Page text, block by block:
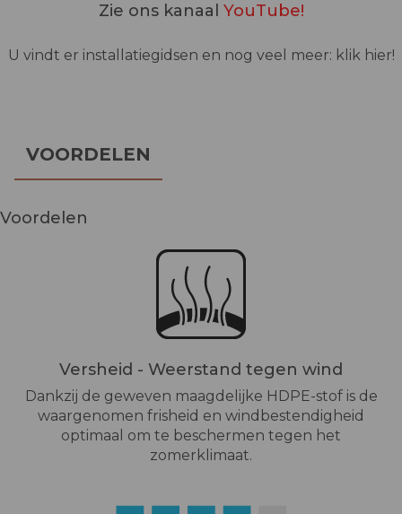
Zie ons kanaal YouTube!
U vindt er installatiegidsen en nog veel meer: klik hier!
VOORDELEN
Voordelen
Versheid - Weerstand tegen wind
Dankzij de geweven maagdelijke HDPE-stof is de
waargenomen frisheid en windbestendigheid
optimaal om te beschermen tegen het
zomerklimaat.